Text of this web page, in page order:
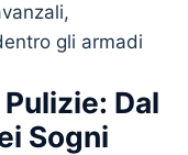
gli armadi
Dal
Sogni